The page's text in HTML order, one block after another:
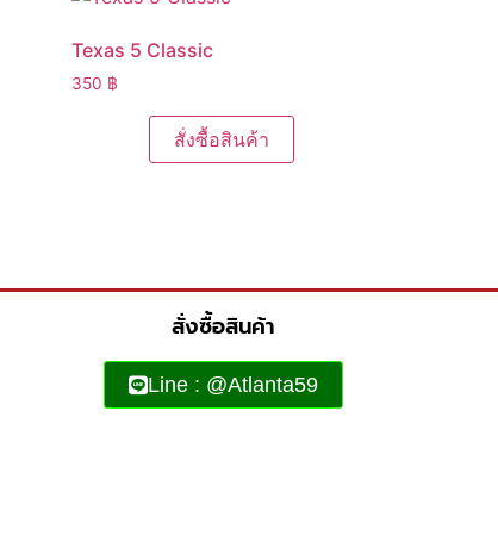
Texas 5 Classic
350 ฿
สั่งซื้อสินค้า
สั่งซื้อสินค้า
Line : @Atlanta59